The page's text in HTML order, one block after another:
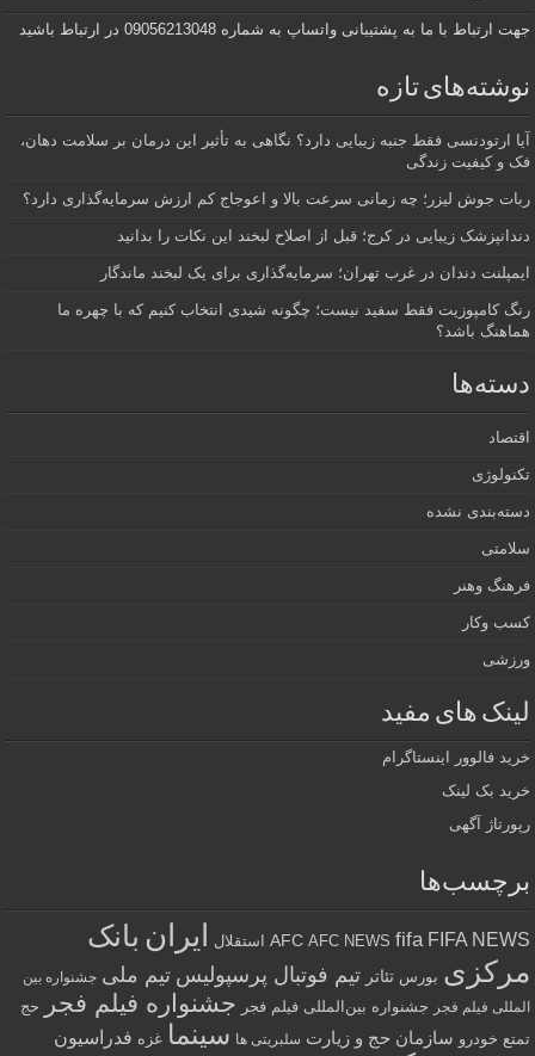
جهت ارتباط با ما به پشتیبانی واتساپ به شماره 09056213048 در ارتباط باشید
نوشته‌های تازه
آیا ارتودنسی فقط جنبه زیبایی دارد؟ نگاهی به تأثیر این درمان بر سلامت دهان،
فک و کیفیت زندگی
ربات جوش لیزر؛ چه زمانی سرعت بالا و اعوجاج کم ارزش سرمایه‌گذاری دارد؟
دندانپزشک زیبایی در کرج؛ قبل از اصلاح لبخند این نکات را بدانید
ایمپلنت دندان در غرب تهران؛ سرمایه‌گذاری برای یک لبخند ماندگار
رنگ کامپوزیت فقط سفید نیست؛ چگونه شیدی انتخاب کنیم که با چهره ما
هماهنگ باشد؟
دسته‌ها
اقتصاد
تکنولوژی
دسته‌بندی نشده
سلامتی
فرهنگ وهنر
کسب وکار
ورزشی
لینک های مفید
خرید فالوور اینستاگرام
خرید بک لینک
رپورتاژ آگهی
برچسب‌ها
AFC AFC NEWS fifa FIFA NEWS استقلال ایران بانک
مرکزی بورس تئاتر تیم فوتبال پرسپولیس تیم ملی جشنواره بین
المللی فیلم فجر جشنواره بین‌المللی فیلم فجر جشنواره فیلم فجر
حج
تمتع خودرو سازمان حج و زیارت سلبریتی ها سینما غزه فدراسیون